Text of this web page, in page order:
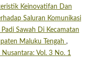
Keinovatifan Dan
Saluran Komunikasi
Sawah Di Kecamatan
Maluku Tengah ,
Vol. 3 No. 1